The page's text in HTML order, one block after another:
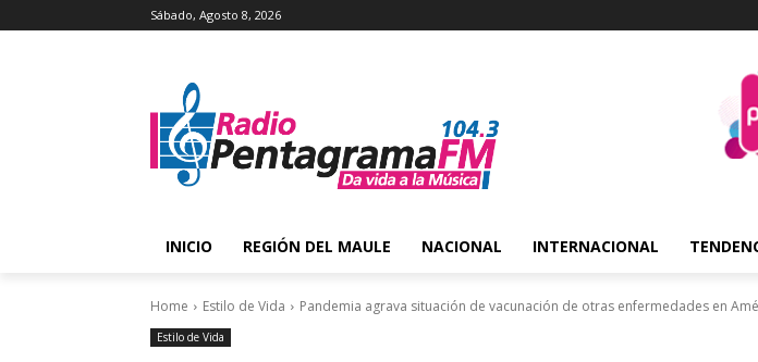
Sábado, Agosto 8, 2026
INICIO REGIÓN DEL MAULE NACIONAL INTERNACIONAL
Home Estilo de Vida Pandemia agrava situación de vacunación de otras enfermedades en
Estilo de Vida